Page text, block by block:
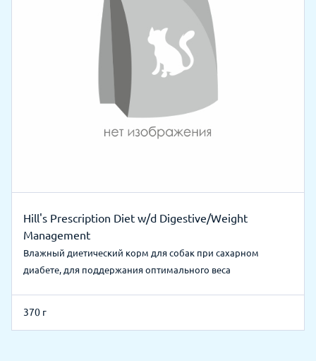
Hill's Prescription Diet w/d Digestive/Weight
Management
Влажный диетический корм для собак при сахарном
диабете, для поддержания оптимального веса
370 г